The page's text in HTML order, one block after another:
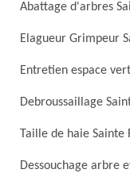
Abattage d'arbres
Elagueur Grimpeur
Entretien espace
Debroussaillage
Taille de haie
Dessouchage arbre